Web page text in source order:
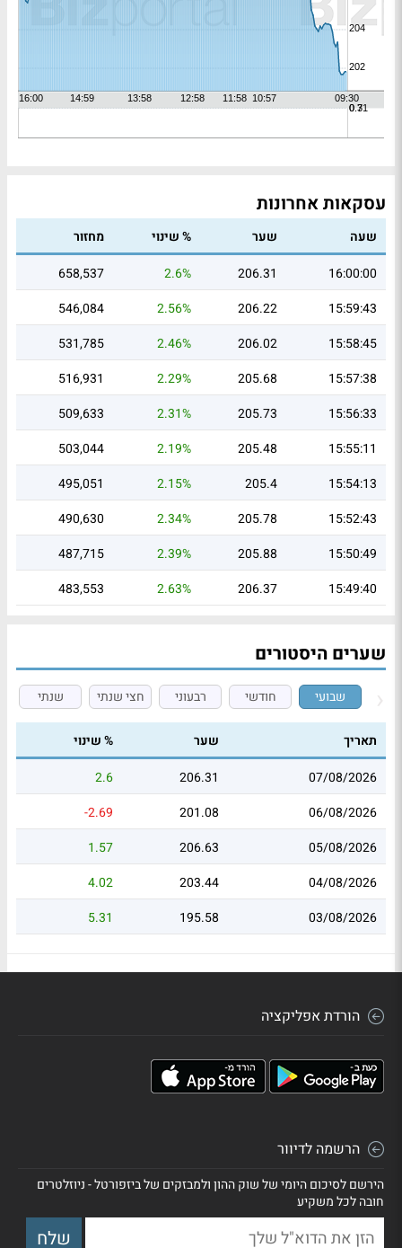
עסקאות אחרונות
שעה שער % שינוי
מחזור
16:00:00
206.31
2.6%
658,537
15:59:43
206.22
2.56%
546,084
15:58:45
206.02
2.46%
531,785
15:57:38
205.68
2.29%
516,931
15:56:33
205.73
2.31%
509,633
15:55:11
205.48
2.19%
503,044
15:54:13
205.4
2.15%
495,051
15:52:43
205.78
2.34%
490,630
15:50:49
205.88
2.39%
487,715
15:49:40
206.37
2.63%
483,553
שערים היסטורים
שבועי חודשי רבעוני חצי שנתי שנתי
תאריך שער
% שינוי
07/08/2026
206.31
2.6
06/08/2026
201.08
-2.69
05/08/2026
206.63
1.57
04/08/2026
203.44
4.02
03/08/2026
195.58
5.31
הורדת אפליקציה
הרשמה לדיוור
הירשם לסיכום היומי של שוק ההון ולמבזקים של ביזפורטל - ניוזלטרים
חובה לכל משקיע